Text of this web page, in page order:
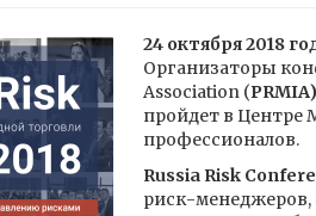
24 октября 2018
Организаторы
Association (PRMIA)
пройдет в Центре
профессионалов.
Russia Risk
риск-